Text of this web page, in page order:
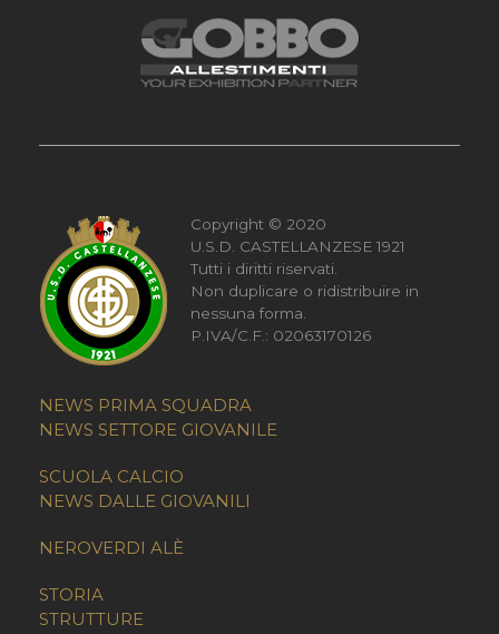
Copyright © 2020
U.S.D. CASTELLANZESE 1921
Tutti i diritti riservati.
Non duplicare o ridistribuire in
nessuna forma.
P.IVA/C.F.: 02063170126
NEWS PRIMA SQUADRA
NEWS SETTORE GIOVANILE
SCUOLA CALCIO
NEWS DALLE GIOVANILI
NEROVERDI ALÈ
STORIA
STRUTTURE